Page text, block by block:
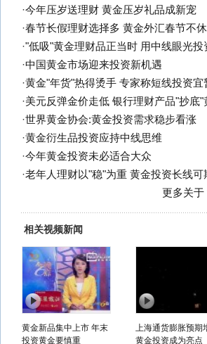
·今年压岁送理财 黄金压岁礼品成新宠
·春节长假理财选择多 黄金外汇春节不休
·"低吸"黄金理财品正当时 用中线眼光投
·中国黄金市场迎来投资新机遇
·黄金"年货"热得烫手 专家称短线投资宜
·美元反弹金价走低 银行理财产品"抄底"
·世界黄金协会:黄金投资需求稳步看涨
·黄金衍生品投资应持中线思维
·今年黄金投资未必适合大众
·老年人理财以"稳"为重 黄金投资长线可
更多关于
相关视频新闻
黄金新品集中上市 年末
投资黄金要慎重
上海通货膨胀预期
黄金投资成为亮点